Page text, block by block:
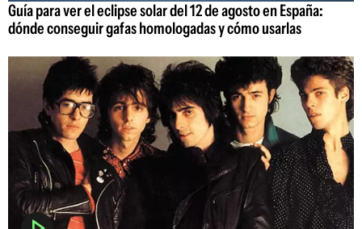
Guía para ver el eclipse solar del 12 de agosto en España:
dónde conseguir gafas homologadas y cómo usarlas